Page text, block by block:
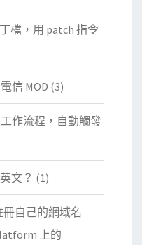
檔，用 patch 指令
信 MOD (3)
作流程，自動觸發
文？ (1)
冊自己的網域名
上的